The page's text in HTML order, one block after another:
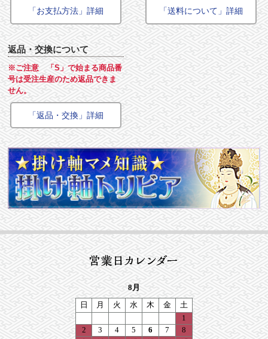
「お支払方法」詳細 「送料について」詳細
返品・交換について
※ご注意 「S」で始まる商品番
号は受注生産のため返品できま
せん。
「返品・交換」詳細